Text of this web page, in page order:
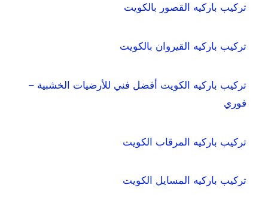
تركيب باركيه القصور بالكويت
تركيب باركيه القيروان بالكويت
تركيب باركيه الكويت أفضل فني للأرضيات الخشبية –
فوري
تركيب باركيه المرقاب الكويت
تركيب باركيه المسايل الكويت